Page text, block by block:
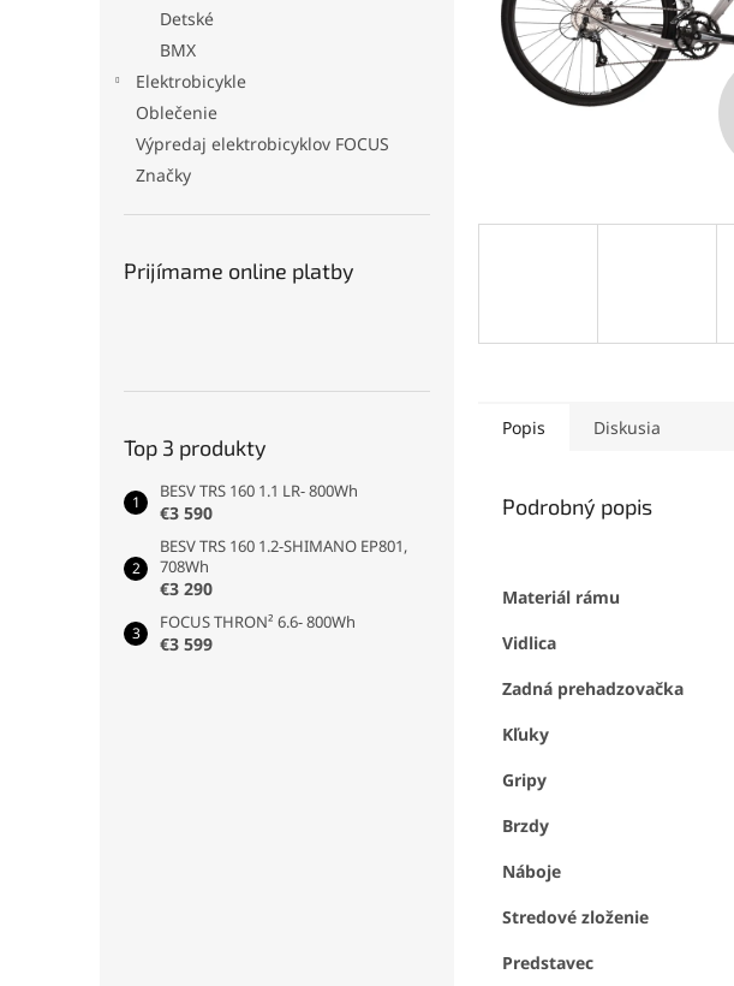
Detské
BMX
Elektrobicykle
Oblečenie
Výpredaj elektrobicyklov FOCUS
Značky
Prijímame online platby
Top 3 produkty
BESV TRS 160 1.1 LR- 800Wh
€3 590
BESV TRS 160 1.2-SHIMANO EP801,
708Wh
€3 290
FOCUS THRON² 6.6- 800Wh
€3 599
Popis Diskusia
Podrobný popis
Materiál rámu
Vidlica
Zadná prehadzovačka
Kľuky
Gripy
Brzdy
Náboje
Stredové zloženie
Predstavec